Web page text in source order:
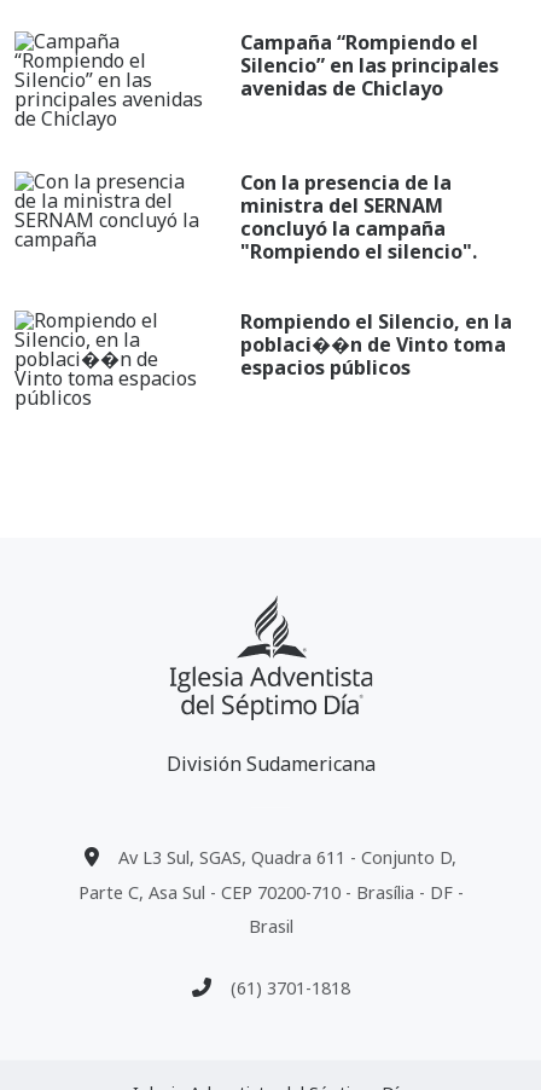
Campaña “Rompiendo el
Silencio” en las principales
avenidas de Chiclayo
Con la presencia de la
ministra del SERNAM
concluyó la campaña
"Rompiendo el silencio".
Rompiendo el Silencio, en la
poblaci��n de Vinto toma
espacios públicos
División Sudamericana
Av L3 Sul, SGAS, Quadra 611 - Conjunto D,
Parte C, Asa Sul - CEP 70200-710 - Brasília - DF -
Brasil
(61) 3701-1818